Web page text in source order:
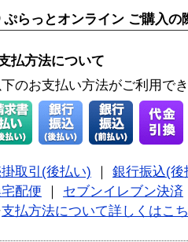
ぷらっとオンライン ご購入の
払方法について
のお支払い方法がご利用で
取引(後払い)
銀行振込(後
配便
セブンイレブン決済
支払方法について詳しくはこ